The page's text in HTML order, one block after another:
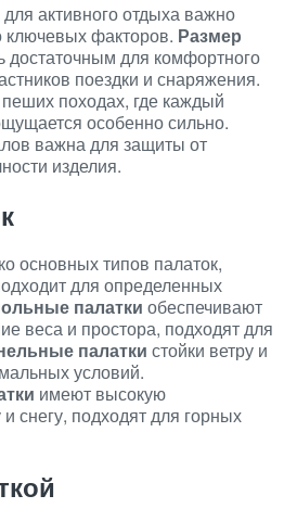
активного отдыха важно
ключевых факторов. Размер
достаточным для комфортного
поездки и снаряжения.
походах, где каждый
особенно сильно.
важна для защиты от
изделия.
основных типов палаток,
для определенных
палатки обеспечивают
веса и простора, подходят для
палатки стойки ветру и
условий.
имеют высокую
и снегу, подходят для горных